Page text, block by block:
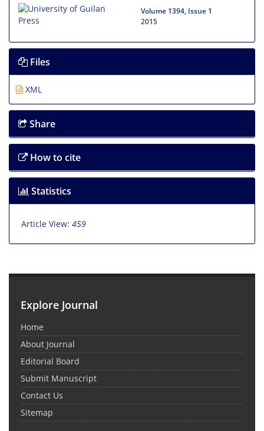
Volume 1394, Issue 1
2015
Files
XML
Share
How to cite
Statistics
Article View: 459
Explore Journal
Home
About Journal
Editorial Board
Submit Manuscript
Contact Us
Sitemap